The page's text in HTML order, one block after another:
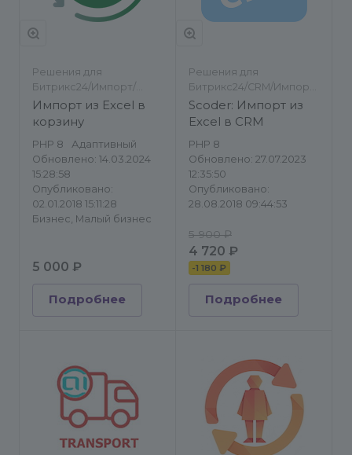
Решения для
Битрикс24/Импорт/
экспорт
Импорт из Excel в
корзину
PHP 8
Адаптивный
Обновлено: 14.03.2024
15:28:58
Опубликовано:
02.01.2018 15:11:28
Бизнес, Малый бизнес
5 000 ₽
Подробнее
Решения для
Битрикс24/CRM/Импорт/
экспорт
Scoder: Импорт из
Excel в CRM
PHP 8
Обновлено: 27.07.2023
12:35:50
Опубликовано:
28.08.2018 09:44:53
5 900 ₽
4 720 ₽
-1 180 ₽
Подробнее